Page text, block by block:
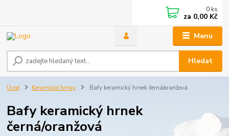
Menu
Hledat
0 ks
za 0,00 Kč
Úvod Keramické hrnky Bafy keramický hrnek černá/oranžová
Bafy keramický hrnek
černá/oranžová